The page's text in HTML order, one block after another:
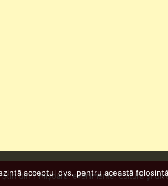
din Timișoara, evenimente, cultură și
acceptul dvs. pentru această